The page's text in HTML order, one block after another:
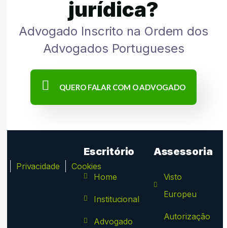
jurídica?
Advogado Inscrito na Ordem dos
Advogados Portugueses
QUERO FALAR COM O ADVOGADO
Privacidade Cookies
Escritório
Home
Institucional
Advogado
Assessoria
Visto
Europeu
Autorização